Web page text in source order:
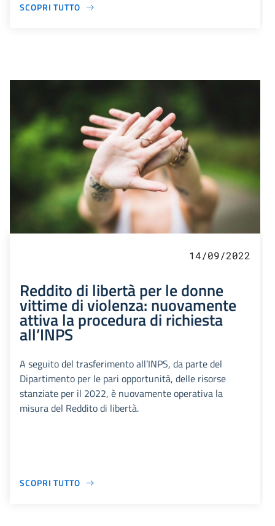
SCOPRI TUTTO
14/09/2022
Reddito di libertà per le donne
vittime di violenza: nuovamente
attiva la procedura di richiesta
all’INPS
A seguito del trasferimento all’INPS, da parte del
Dipartimento per le pari opportunità, delle risorse
stanziate per il 2022, è nuovamente operativa la
misura del Reddito di libertà.
SCOPRI TUTTO